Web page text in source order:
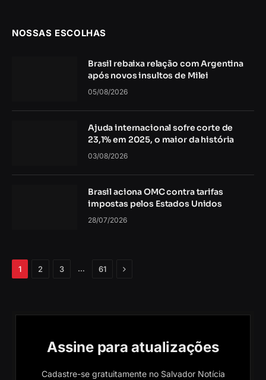
NOSSAS ESCOLHAS
Brasil rebaixa relação com Argentina
após novos insultos de Milei
05/08/2026
Ajuda internacional sofre corte de
23,1% em 2025, o maior da história
03/08/2026
Brasil aciona OMC contra tarifas
impostas pelos Estados Unidos
28/07/2026
1 2 3 … 61 Próximo
Assine para atualizações
Cadastre-se gratuitamente no Salvador Notícia